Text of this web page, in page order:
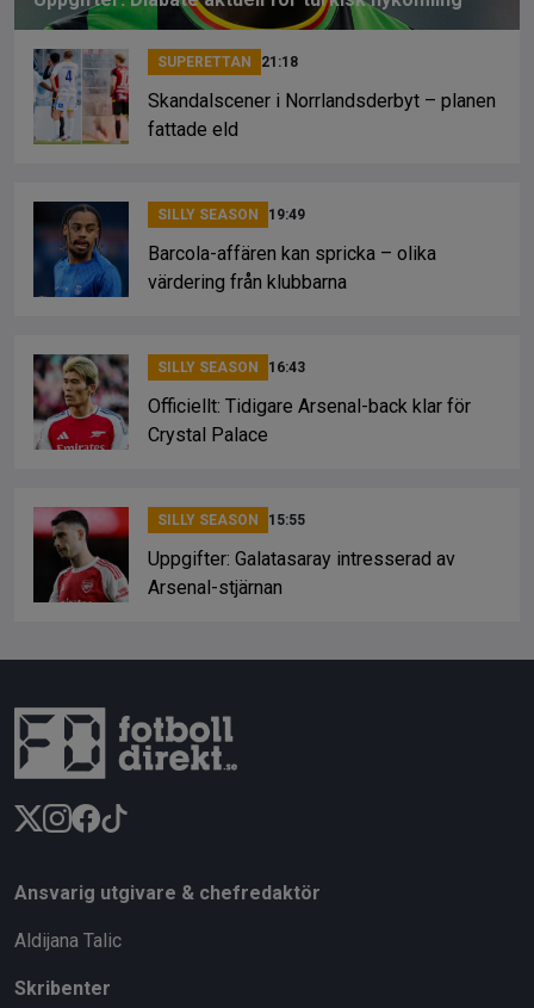
SUPERETTAN 21:18
Skandalscener i Norrlandsderbyt – planen
fattade eld
SILLY SEASON 19:49
Barcola-affären kan spricka – olika
värdering från klubbarna
SILLY SEASON 16:43
Officiellt: Tidigare Arsenal-back klar för
Crystal Palace
SILLY SEASON 15:55
Uppgifter: Galatasaray intresserad av
Arsenal-stjärnan
Ansvarig utgivare & chefredaktör
Aldijana Talic
Skribenter